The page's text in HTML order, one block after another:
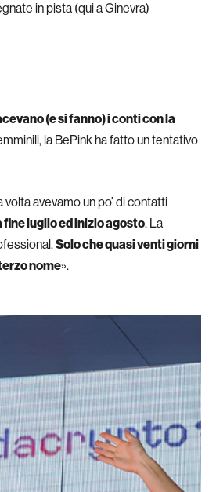
in pista (qui a Ginevra)
(e si fanno) i conti con la
la BePink ha fatto un tentativo
avevamo un po’ di contatti
luglio ed inizio agosto. La
Solo che quasi venti giorni
nome».